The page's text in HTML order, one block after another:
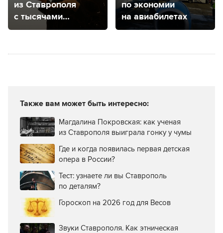
из Ставрополя
с тысячами
подписчиков
и своем
по экономии
на авиабилетах
Также вам может быть интересно:
Магдалина Покровская: как ученая
из Ставрополя выиграла гонку у чумы
Где и когда появилась первая детская
опера в России?
Тест: узнаете ли вы Ставрополь
по деталям?
Гороскоп на 2026 год для Весов
Звуки Ставрополя. Как этническая